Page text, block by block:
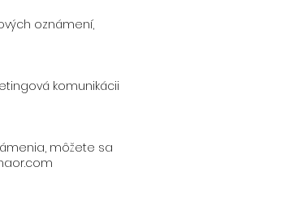
oznámení,
komunikácii
môžete sa